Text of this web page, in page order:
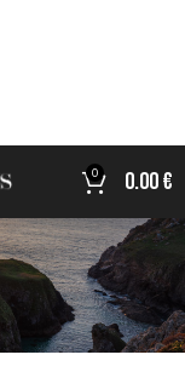
0 0.00€